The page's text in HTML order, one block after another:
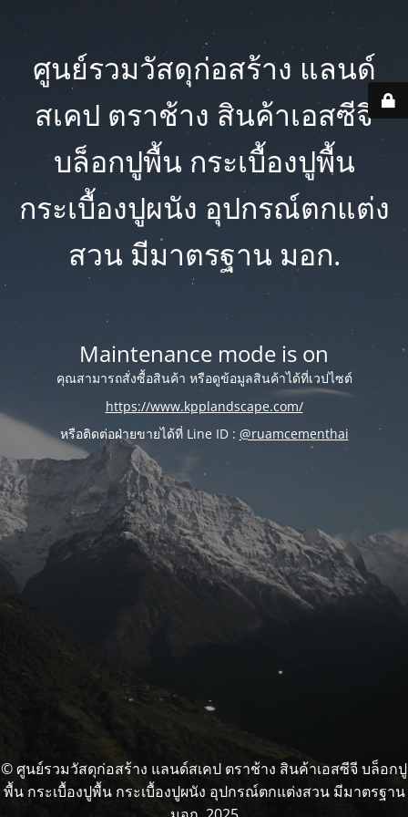
ศูนย์รวมวัสดุก่อสร้าง แลนด์
สเคป ตราช้าง สินค้าเอสซีจี
บล็อกปูพื้น กระเบื้องปูพื้น
กระเบื้องปูผนัง อุปกรณ์ตกแต่ง
สวน มีมาตรฐาน มอก.
Maintenance mode is on
คุณสามารถสั่งซื้อสินค้า หรือดูข้อมูลสินค้าได้ที่เวปไซต์
https://www.kpplandscape.com/
หรือติดต่อฝ่ายขายได้ที่ Line ID : @ruamcementhai
© ศูนย์รวมวัสดุก่อสร้าง แลนด์สเคป ตราช้าง สินค้าเอสซีจี บล็อกปู
พื้น กระเบื้องปูพื้น กระเบื้องปูผนัง อุปกรณ์ตกแต่งสวน มีมาตรฐาน